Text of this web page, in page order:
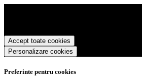
pentru a va oferi si livra functii avansate si
marketing.
Pentru a va putea bucura de intreaga
utilizare cookie-uri.
Accept toate cookies
Personalizare cookies
Preferinte pentru cookies